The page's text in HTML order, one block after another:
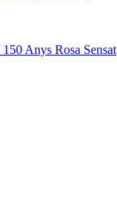
150 Anys Rosa Sensat